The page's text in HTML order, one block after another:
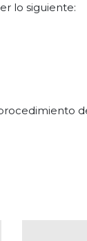
lo siguiente: